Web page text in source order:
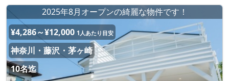
2025年8月オープンの綺麗な物件です！
¥4,286～¥12,000 1人あたり目安
神奈川・藤沢・茅ヶ崎
10名迄